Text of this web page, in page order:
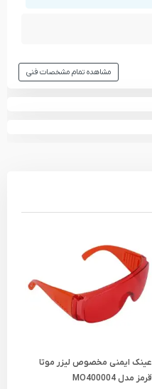
مشاهده تمام مشخصات فنی
عینک ایمنی مخصوص لیزر موتا
قرمز مدل MO400004